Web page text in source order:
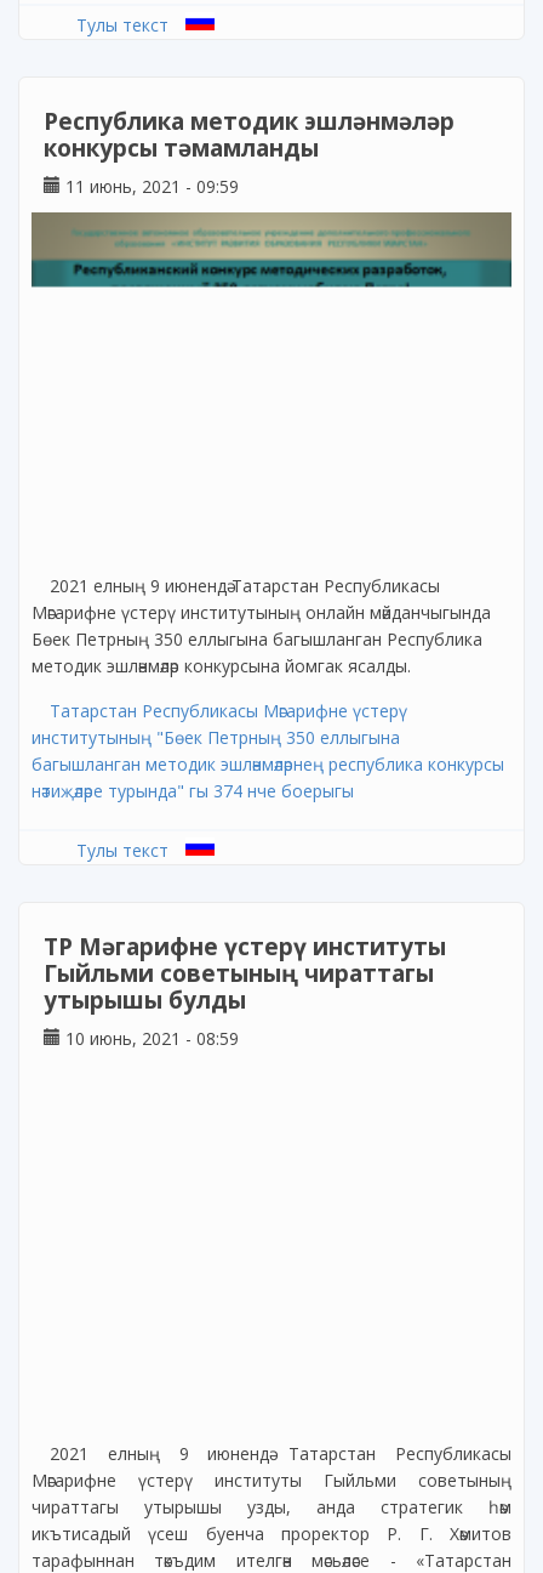
Тулы текст
Республика методик эшләнмәләр
конкурсы тәмамланды
11 июнь, 2021 - 09:59
2021 елның 9 июнендә Татарстан Республикасы
Мәгарифне үстерү институтының онлайн мәйданчыгында
Бөек Петрның 350 еллыгына багышланган Республика
методик эшләнмәләр конкурсына йомгак ясалды.
Татарстан Республикасы Мәгарифне үстерү
институтының "Бөек Петрның 350 еллыгына
багышланган методик эшләнмәләрнең республика конкурсы
нәтиҗәләре турында" гы 374 нче боерыгы
Тулы текст
ТР Мәгарифне үстерү институты
Гыйльми советының чираттагы
утырышы булды
10 июнь, 2021 - 08:59
2021 елның 9 июнендә Татарстан Республикасы
Мәгарифне үстерү институты Гыйльми советының
чираттагы утырышы узды, анда стратегик һәм
икътисадый үсеш буенча проректор Р. Г. Хәмитов
тарафыннан тәкъдим ителгән мәсьәләсе - «Татарстан